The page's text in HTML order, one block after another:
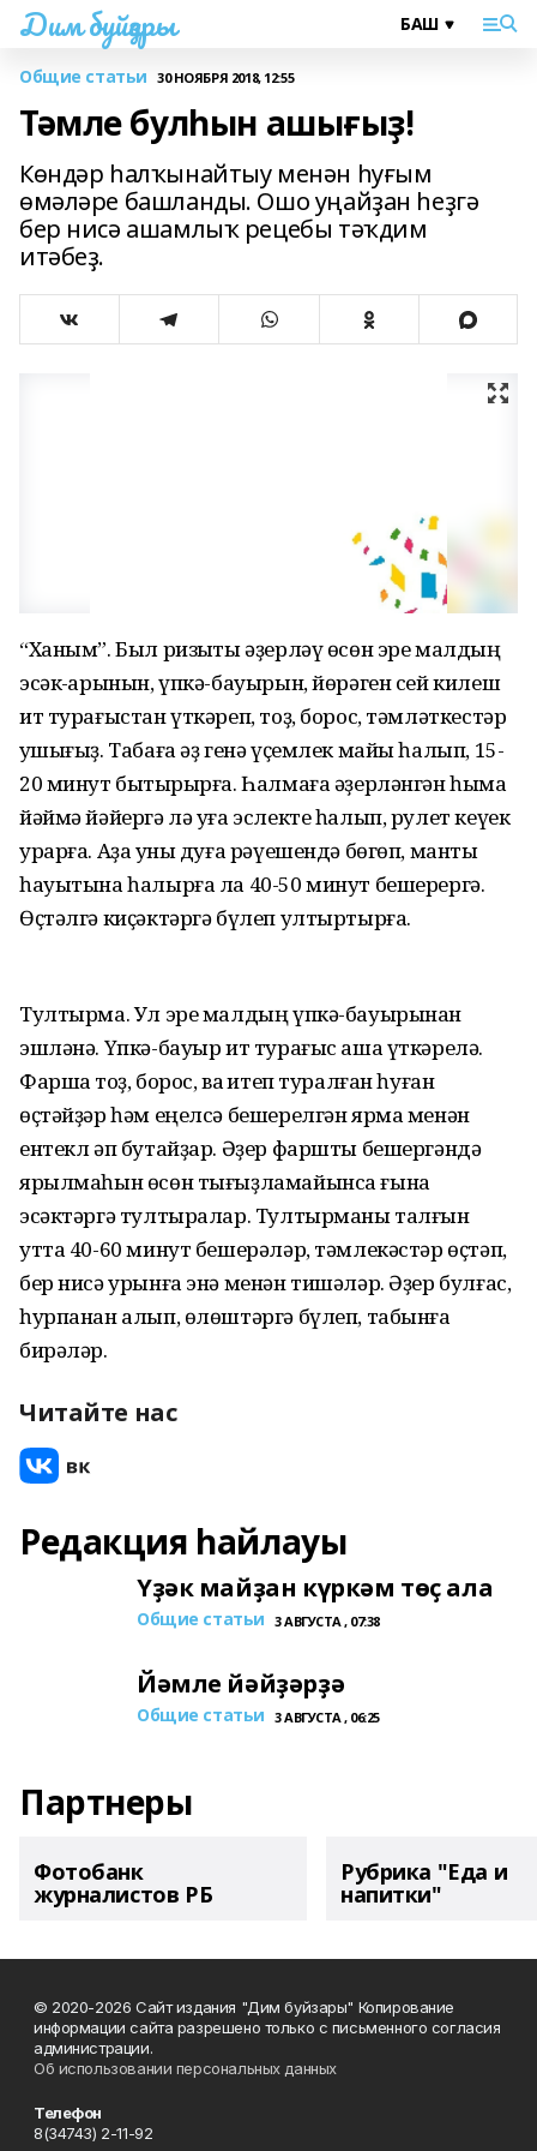
Дим буйҙары
Общие статьи 30 НОЯБРЯ 2018, 12:55
Тәмле булһын ашығыҙ!
Көндәр һалҡынайтыу менән һуғым
өмәләре башланды. Ошо уңайҙан һеҙгә
бер нисә ашамлыҡ рецебы тәҡдим
итәбеҙ.
“Ханым”. Был ризыҡты әҙерләү өсөн эре малдың
эсәк-ҡарынын, үпкә-бауырын, йөрәген сей килеш
ит турағыстан үткәреп, тоҙ, борос, тәмләткестәр
ҡушығыҙ. Табаға әҙ генә үҫемлек майы һалып, 15-
20 минут быҡтырырға. Һалмаға әҙерләнгән һымаҡ
йәймә йәйергә лә уға эслекте һалып, рулет кеүек
урарға. Аҙаҡ уны дуға рәүешендә бөгөп, манты
һауытына һалырға ла 40-50 минут бешерергә.
Өҫтәлгә киҫәктәргә бүлеп ултыртырға.
Тултырма. Ул эре малдың үпкә-бауырынан
эшләнә. Үпкә-бауыр ит турағыс аша үткәрелә.
Фаршҡа тоҙ, борос, ваҡ итеп туралған һуған
өҫтәйҙәр һәм еңелсә бешерелгән ярма менән
ентекл әп бутайҙар. Әҙер фаршты бешергәндә
ярылмаһын өсөн тығыҙламайынса ғына
эсәктәргә тултыралар. Тултырманы талғын
утта 40-60 минут бешерәләр, тәмлекәстәр өҫтәп,
бер нисә урынға энә менән тишәләр. Әҙер булғас,
һурпанан алып, өлөштәргә бүлеп, табынға
бирәләр.
Читайте нас
Редакция һайлауы
Үҙәк майҙан күркәм төҫ ала
Общие статьи 3 АВГУСТА , 07:38
Йәмле йәйҙәрҙә
Общие статьи 3 АВГУСТА , 06:25
Партнеры
Фотобанк
журналистов РБ
Рубрика "Еда и
напитки"
© 2020-2026 Сайт издания "Дим буйзары" Копирование
информации сайта разрешено только с письменного согласия
администрации.
Об использовании персональных данных
Телефон
8(34743) 2-11-92